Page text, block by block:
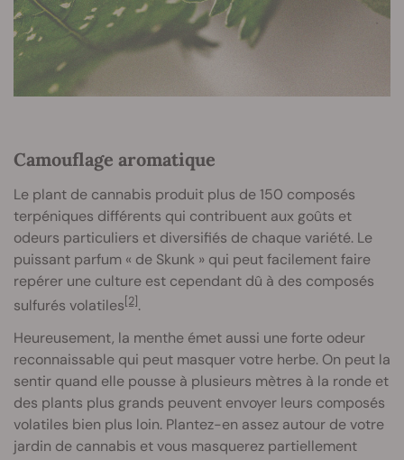
Camouflage aromatique
Le plant de cannabis produit plus de 150 composés
terpéniques différents qui contribuent aux goûts et
odeurs particuliers et diversifiés de chaque variété. Le
puissant parfum « de Skunk » qui peut facilement faire
repérer une culture est cependant dû à des composés
sulfurés volatiles[2].
Heureusement, la menthe émet aussi une forte odeur
reconnaissable qui peut masquer votre herbe. On peut la
sentir quand elle pousse à plusieurs mètres à la ronde et
des plants plus grands peuvent envoyer leurs composés
volatiles bien plus loin. Plantez-en assez autour de votre
jardin de cannabis et vous masquerez partiellement